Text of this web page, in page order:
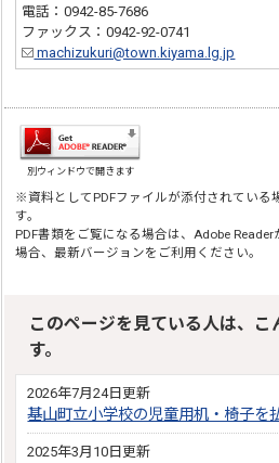
電話：0942-85-7686
ファックス：0942-92-0741
machizukuri@town.kiyama.lg.jp
別ウィンドウで開きます
※資料としてPDFファイルが添付されている
す。
PDF書類をご覧になる場合は、Adobe
場合、最新バージョンをご利用ください。
このページを見ている人は、
す。
2026年7月24日更新
基山町立小学校の児童用机・椅子を
2025年3月10日更新